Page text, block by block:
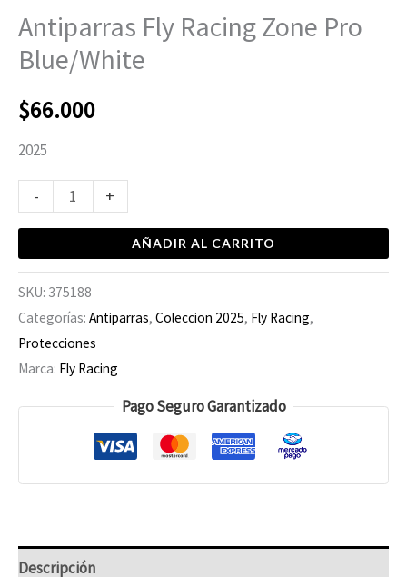
Antiparras Fly Racing Zone Pro
Blue/White
$66.000
2025
- +
AÑADIR AL CARRITO
SKU: 375188
Categorías: Antiparras, Coleccion 2025, Fly Racing,
Protecciones
Marca: Fly Racing
Pago Seguro Garantizado
Descripción